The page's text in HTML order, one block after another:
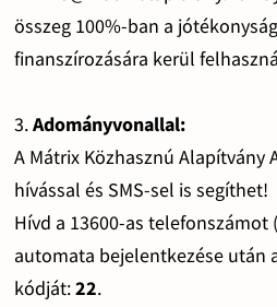
összeg 100%-ban a
finanszírozására kerül
3.Adományvonallal:
A Mátrix Közhasznú Alapítvány
hívással és SMS-sel is segíthet!
Hívd a 13600-as
automata bejelentkezése után
kódját:22.